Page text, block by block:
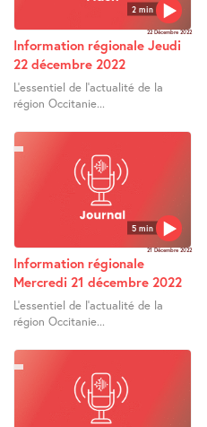
2 min
22 Décembre 2022
Information régionale Jeudi
22 décembre 2022
L’essentiel de l’actualité de la
région Occitanie...
5 min
21 Décembre 2022
Information régionale
Mercredi 21 décembre 2022
L’essentiel de l’actualité de la
région Occitanie...